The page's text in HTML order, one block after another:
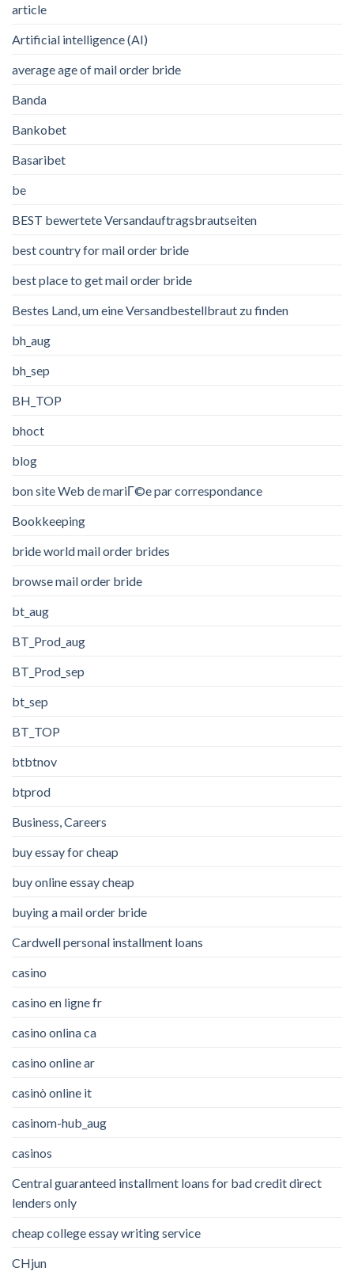
article
Artificial intelligence (AI)
average age of mail order bride
Banda
Bankobet
Basaribet
be
BEST bewertete Versandauftragsbrautseiten
best country for mail order bride
best place to get mail order bride
Bestes Land, um eine Versandbestellbraut zu finden
bh_aug
bh_sep
BH_TOP
bhoct
blog
bon site Web de mariГ©e par correspondance
Bookkeeping
bride world mail order brides
browse mail order bride
bt_aug
BT_Prod_aug
BT_Prod_sep
bt_sep
BT_TOP
btbtnov
btprod
Business, Careers
buy essay for cheap
buy online essay cheap
buying a mail order bride
Cardwell personal installment loans
casino
casino en ligne fr
casino onlina ca
casino online ar
casinò online it
casinom-hub_aug
casinos
Central guaranteed installment loans for bad credit direct
lenders only
cheap college essay writing service
CHjun